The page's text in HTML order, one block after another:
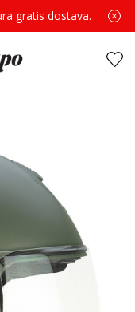
gratis dostava.